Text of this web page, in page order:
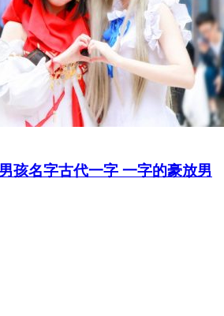
孩名字古代一字 一字的豪放男